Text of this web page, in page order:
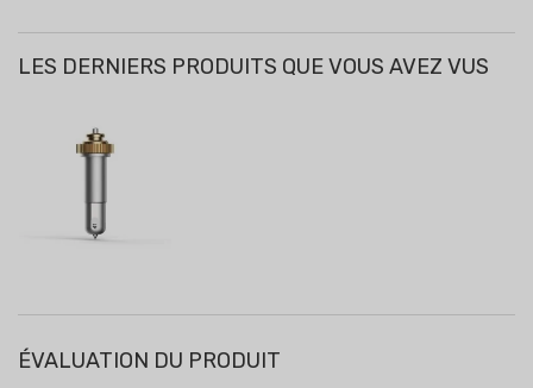
LES DERNIERS PRODUITS QUE VOUS AVEZ VUS
ÉVALUATION DU PRODUIT